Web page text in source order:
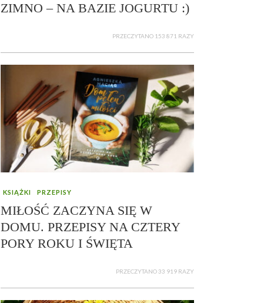
ZIMNO – NA BAZIE JOGURTU :)
PRZECZYTANO 153 871 RAZY
KSIĄŻKI PRZEPISY
MIŁOŚĆ ZACZYNA SIĘ W
DOMU. PRZEPISY NA CZTERY
PORY ROKU I ŚWIĘTA
PRZECZYTANO 33 919 RAZY